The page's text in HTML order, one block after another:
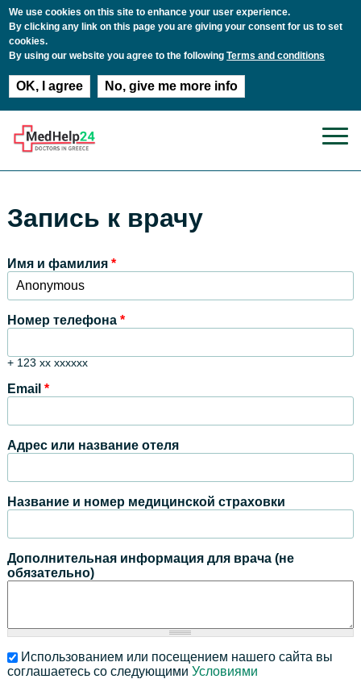
We use cookies on this site to enhance your user experience.
By clicking any link on this page you are giving your consent for us to set
cookies.
By using our website you agree to the followingTerms and conditions
OK, I agree No, give me more info
Запись к врачу
Имя и фамилия *
Номер телефона *
+ 123 xx xxxxxx
Email *
Адрес или название отеля
Название и номер медицинской страховки
Дополнительная информация для врача (не
обязательно)
Использованием или посещением нашего сайта вы
соглашаетесь со следующими Условиями